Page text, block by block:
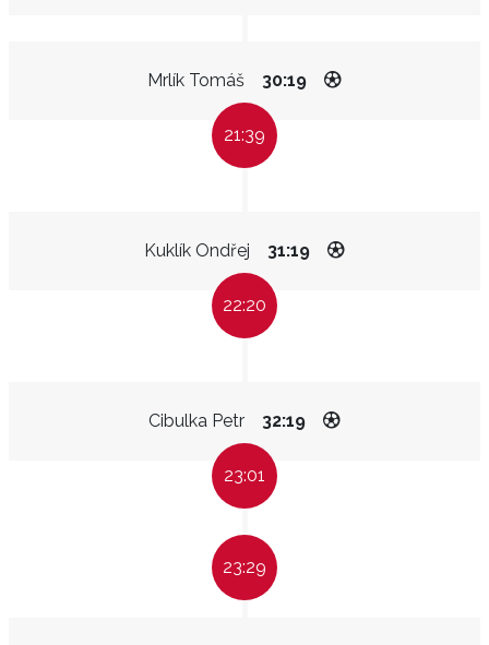
Mrlík Tomáš 30:19
21:39
Kuklík Ondřej 31:19
22:20
Cibulka Petr 32:19
23:01
23:29